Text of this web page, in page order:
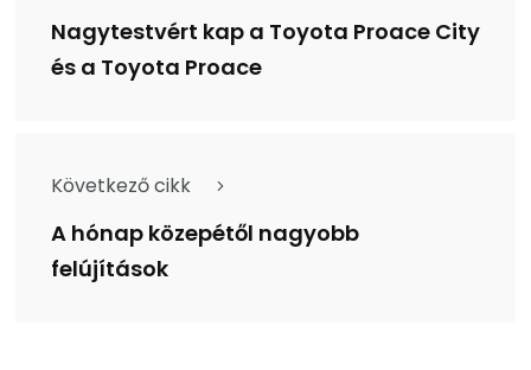
Nagytestvért kap a Toyota Proace City
és a Toyota Proace
Következő cikk
A hónap közepétől nagyobb
felújítások